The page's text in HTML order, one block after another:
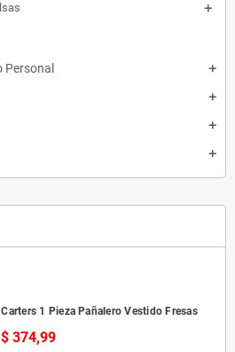
Personal
Carters 1 Pieza Pañalero Vestido Fresas
$ 374,99